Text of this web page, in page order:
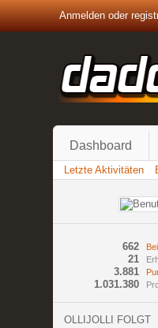
Anmelden oder
Dashboard
Letzte Aktivitäten
662
21
3.881
1.031.380
OLLIJOLLI FOLGT